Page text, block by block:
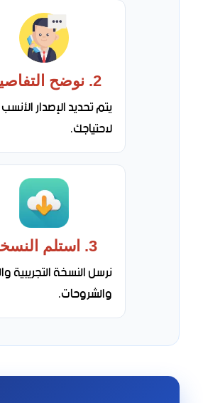
2. نوضح التفاصيل
يتم تحديد الإصدار الأنسب
لاحتياجك.
3. استلم النسخة
نرسل النسخة التجريبية
والشروحات.